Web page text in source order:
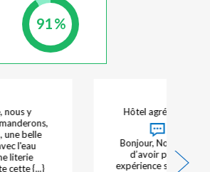
91 %
avec spa, piscine, très bien
Réponse de l'hôtelier :
vous remercions sincèrement
pris le temps de partager votre
suite à votre séjour dans notre {...}